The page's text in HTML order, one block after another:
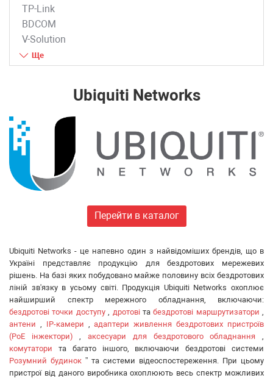
TP-Link
BDCOM
V-Solution
ZTE
D-Link
GEAR
Merlion
Dahua
Ruijie
Aruba
Jirous
Ok-net
Cisco
MULTITEST
Tenda
ATIS
CSV
Ubiquiti Networks
Перейти в каталог
Ubiquiti Networks - це напевно один з найвідоміших брендів, що в
Україні представляє продукцію для бездротових мережевих
рішень. На базі яких побудовано майже половину всіх бездротових
ліній зв'язку в усьому світі. Продукція Ubiquiti Networks охоплює
найширший спектр мережного обладнання, включаючи:
бездротові точки доступу, дротовітабездротові маршрутизатори ,
антени , IP-камери ,адаптери живлення бездротових пристроїв
(PoE інжектори) ,аксесуари для бездротового обладнання ,
комутатори та багато іншого, включаючи бездротові системи
Розумний будинок ” та системи відеоспостереження. При цьому
пристрої від даного виробника охоплюють весь спектр можливих